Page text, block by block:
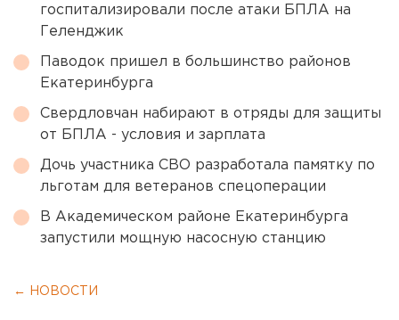
госпитализировали после атаки БПЛА на
Геленджик
Паводок пришел в большинство районов
Екатеринбурга
Свердловчан набирают в отряды для защиты
от БПЛА - условия и зарплата
Дочь участника СВО разработала памятку по
льготам для ветеранов спецоперации
В Академическом районе Екатеринбурга
запустили мощную насосную станцию
← НОВОСТИ